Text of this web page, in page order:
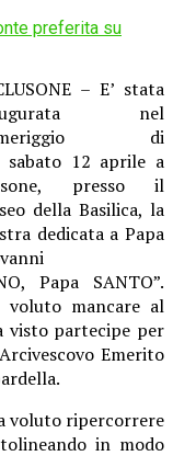
preferita su
– E’ stata
nel
di
sabato 12 aprile a
presso il
della Basilica, la
dedicata a Papa
Papa SANTO”.
mancare al
visto partecipe per
Emerito
voluto ripercorrere
in modo